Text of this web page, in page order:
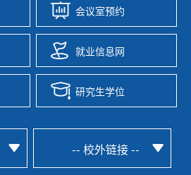
会议室预约
就业信息网
研究生学位
-- 校外链接 --